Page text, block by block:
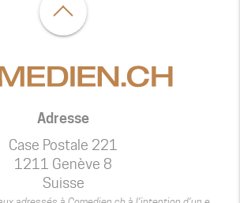
Adresse
Case Postale 221
1211 Genève 8
Suisse